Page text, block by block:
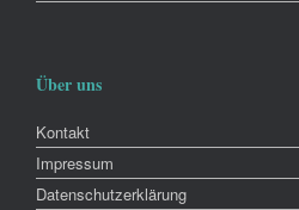
Über uns
Kontakt
Impressum
Datenschutzerklärung